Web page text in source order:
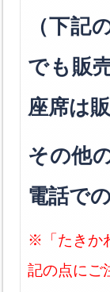
（下記
でも販
座席は
その他
電話で
※「たきか
記の点にご